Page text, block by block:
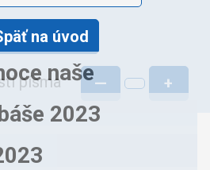
na úvod
písma — +
naše
2023